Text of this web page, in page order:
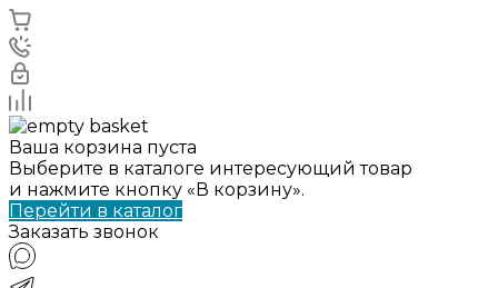
Ваша корзина пуста
Выберите в каталоге интересующий товар
и нажмите кнопку «В корзину».
Перейти в каталог
Заказать звонок